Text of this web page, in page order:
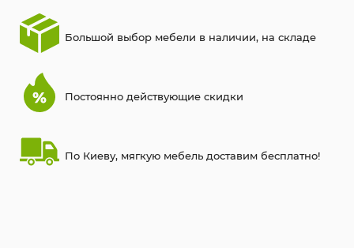
Большой выбор мебели в наличии, на складе
Постоянно действующие скидки
По Киеву, мягкую мебель доставим бесплатно!